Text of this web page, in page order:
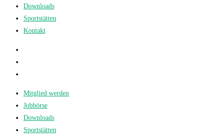
Downloads
Sportstätten
Kontakt
Mitglied werden
Jobbörse
Downloads
Sportstätten